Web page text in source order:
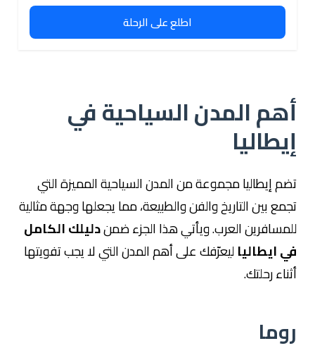
اطلع على الرحلة
أهم المدن السياحية في
إيطاليا
تضم إيطاليا مجموعة من المدن السياحية المميزة التي
تجمع بين التاريخ والفن والطبيعة، مما يجعلها وجهة مثالية
للمسافرين العرب. ويأتي هذا الجزء ضمندليلك الكامل
في ايطالياليعرّفك على أهم المدن التي لا يجب تفويتها
أثناء رحلتك.
روما